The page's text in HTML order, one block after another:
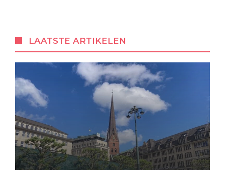
LAATSTE ARTIKELEN